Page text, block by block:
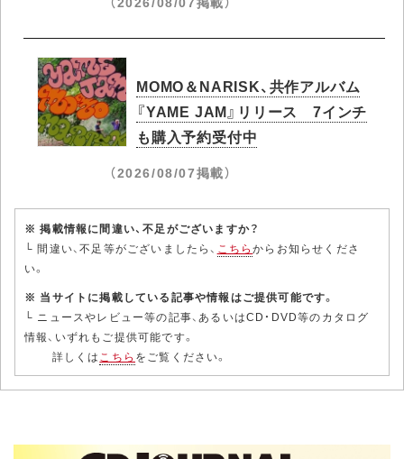
MOMO＆NARISK、共作アルバム
『YAME JAM』リリース 7インチ
も購入予約受付中
（2026/08/07掲載）
※ 掲載情報に間違い、不足がございますか？
└ 間違い、不足等がございましたら、 こちらからお知らせくださ
い。
※ 当サイトに掲載している記事や情報はご提供可能です。
└ ニュースやレビュー等の記事、あるいはCD・DVD等のカタログ
情報、いずれもご提供可能です。
詳しくはこちら をご覧ください。